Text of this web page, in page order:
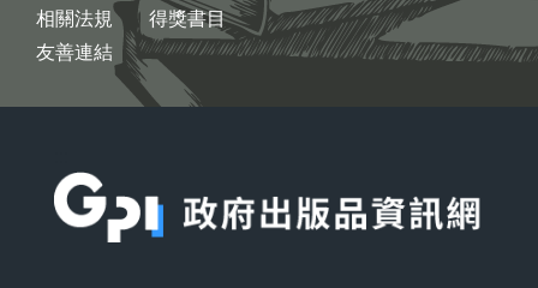
相關法規
友善連結
得獎書目